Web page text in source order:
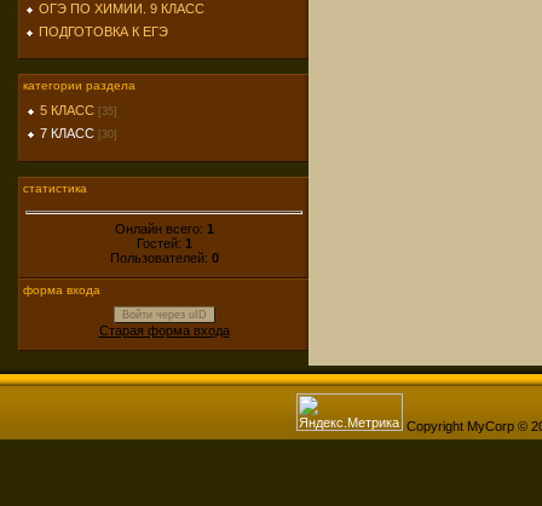
ОГЭ ПО ХИМИИ. 9 КЛАСС
ПОДГОТОВКА К ЕГЭ
категории раздела
5 КЛАСС [35]
7 КЛАСС [30]
статистика
Онлайн всего: 1
Гостей: 1
Пользователей: 0
форма входа
Войти через uID
Старая форма входа
Copyright MyCorp ©